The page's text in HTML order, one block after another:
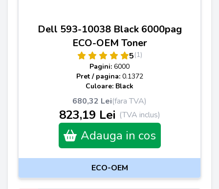
Dell 593-10038 Black 6000pag
ECO-OEM Toner
5(1)
Pagini: 6000
Pret / pagina: 0.1372
Culoare: Black
680,32 Lei(fara TVA)
823,19 Lei (TVA inclus)
Adauga in cos
ECO-OEM